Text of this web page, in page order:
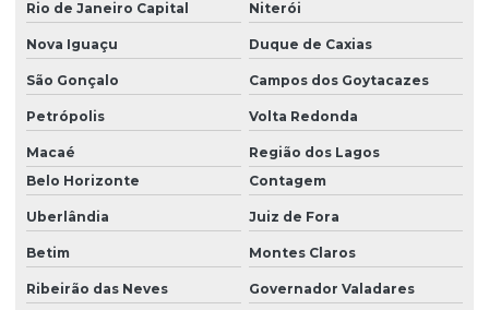
Rio de Janeiro Capital
Niterói
Nova Iguaçu Duque de Caxias
São Gonçalo Campos dos Goytacazes
Petrópolis Volta Redonda
Macaé
Região dos Lagos
Belo Horizonte
Contagem
Uberlândia Juiz de Fora
Betim Montes Claros
Ribeirão das Neves Governador Valadares